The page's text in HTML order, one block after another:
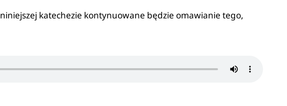
katechezie kontynuowane będzie omawianie tego,